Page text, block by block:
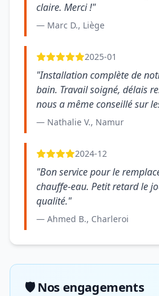
claire. Merci !"
— Marc D., Liège
2025-01
"Installation complète de
bain. Travail soigné, délais
nous a même conseillé sur
— Nathalie V., Namur
2024-12
"Bon service pour le
chauffe-eau. Petit retard le
qualité."
— Ahmed B., Charleroi
🛡️ Nos engagements